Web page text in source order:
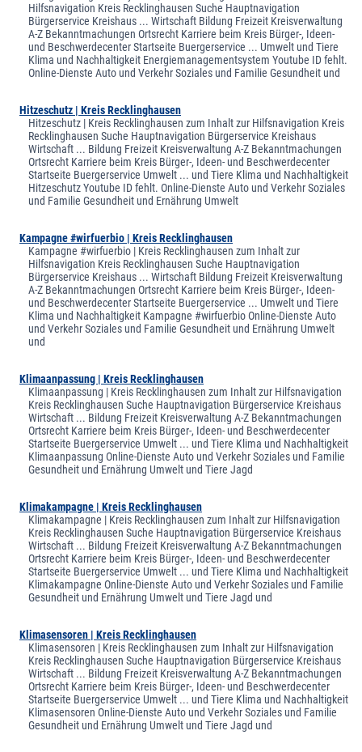
Hilfsnavigation Kreis Recklinghausen Suche Hauptnavigation
Bürgerservice Kreishaus ... Wirtschaft Bildung Freizeit Kreisverwaltung
A-Z Bekanntmachungen Ortsrecht Karriere beim Kreis Bürger-, Ideen-
und Beschwerdecenter Startseite Buergerservice ... Umwelt und Tiere
Klima und Nachhaltigkeit Energiemanagementsystem Youtube ID fehlt.
Online-Dienste Auto und Verkehr Soziales und Familie Gesundheit und
Hitzeschutz | Kreis Recklinghausen
Hitzeschutz | Kreis Recklinghausen zum Inhalt zur Hilfsnavigation Kreis
Recklinghausen Suche Hauptnavigation Bürgerservice Kreishaus
Wirtschaft ... Bildung Freizeit Kreisverwaltung A-Z Bekanntmachungen
Ortsrecht Karriere beim Kreis Bürger-, Ideen- und Beschwerdecenter
Startseite Buergerservice Umwelt ... und Tiere Klima und Nachhaltigkeit
Hitzeschutz Youtube ID fehlt. Online-Dienste Auto und Verkehr Soziales
und Familie Gesundheit und Ernährung Umwelt
Kampagne #wirfuerbio | Kreis Recklinghausen
Kampagne #wirfuerbio | Kreis Recklinghausen zum Inhalt zur
Hilfsnavigation Kreis Recklinghausen Suche Hauptnavigation
Bürgerservice Kreishaus ... Wirtschaft Bildung Freizeit Kreisverwaltung
A-Z Bekanntmachungen Ortsrecht Karriere beim Kreis Bürger-, Ideen-
und Beschwerdecenter Startseite Buergerservice ... Umwelt und Tiere
Klima und Nachhaltigkeit Kampagne #wirfuerbio Online-Dienste Auto
und Verkehr Soziales und Familie Gesundheit und Ernährung Umwelt
und
Klimaanpassung | Kreis Recklinghausen
Klimaanpassung | Kreis Recklinghausen zum Inhalt zur Hilfsnavigation
Kreis Recklinghausen Suche Hauptnavigation Bürgerservice Kreishaus
Wirtschaft ... Bildung Freizeit Kreisverwaltung A-Z Bekanntmachungen
Ortsrecht Karriere beim Kreis Bürger-, Ideen- und Beschwerdecenter
Startseite Buergerservice Umwelt ... und Tiere Klima und Nachhaltigkeit
Klimaanpassung Online-Dienste Auto und Verkehr Soziales und Familie
Gesundheit und Ernährung Umwelt und Tiere Jagd
Klimakampagne | Kreis Recklinghausen
Klimakampagne | Kreis Recklinghausen zum Inhalt zur Hilfsnavigation
Kreis Recklinghausen Suche Hauptnavigation Bürgerservice Kreishaus
Wirtschaft ... Bildung Freizeit Kreisverwaltung A-Z Bekanntmachungen
Ortsrecht Karriere beim Kreis Bürger-, Ideen- und Beschwerdecenter
Startseite Buergerservice Umwelt ... und Tiere Klima und Nachhaltigkeit
Klimakampagne Online-Dienste Auto und Verkehr Soziales und Familie
Gesundheit und Ernährung Umwelt und Tiere Jagd und
Klimasensoren | Kreis Recklinghausen
Klimasensoren | Kreis Recklinghausen zum Inhalt zur Hilfsnavigation
Kreis Recklinghausen Suche Hauptnavigation Bürgerservice Kreishaus
Wirtschaft ... Bildung Freizeit Kreisverwaltung A-Z Bekanntmachungen
Ortsrecht Karriere beim Kreis Bürger-, Ideen- und Beschwerdecenter
Startseite Buergerservice Umwelt ... und Tiere Klima und Nachhaltigkeit
Klimasensoren Online-Dienste Auto und Verkehr Soziales und Familie
Gesundheit und Ernährung Umwelt und Tiere Jagd und